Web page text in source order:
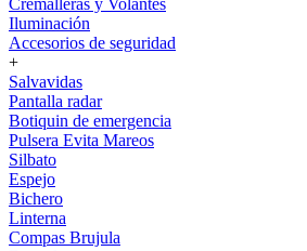
Cremalleras y Volantes
Iluminación
Accesorios de seguridad
+
Salvavidas
Pantalla radar
Botiquin de emergencia
Pulsera Evita Mareos
Silbato
Espejo
Bichero
Linterna
Compas Brujula